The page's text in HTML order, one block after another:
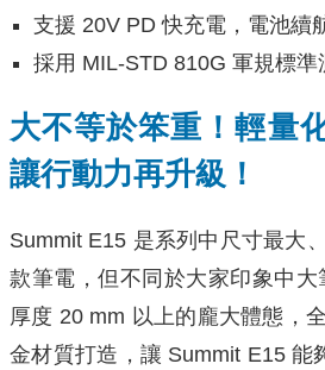
支援 20V PD 快充電，電池續
採用 MIL-STD 810G 軍規標準
大不等於笨重！輕量
讓行動力再升級！
Summit E15 是系列中尺寸最大
款筆電，但不同於大家印象中大
厚度 20 mm 以上的龐大體態，
金材質打造，讓 Summit E15 能